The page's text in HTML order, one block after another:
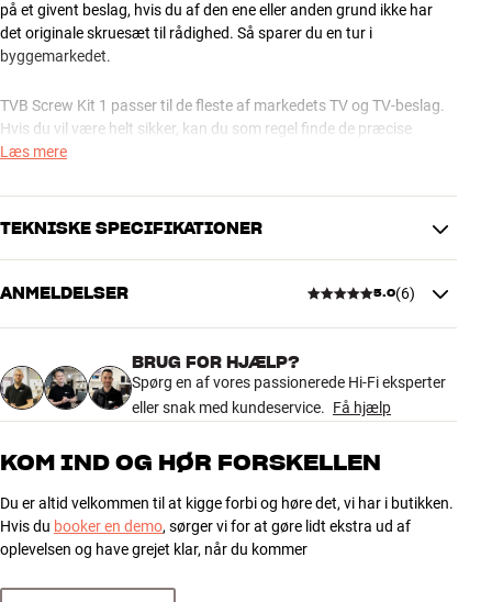
på et givent beslag, hvis du af den ene eller anden grund ikke har
det originale skruesæt til rådighed. Så sparer du en tur i
byggemarkedet.
TVB Screw Kit 1 passer til de fleste af markedets TV og TV-beslag.
Hvis du vil være helt sikker, kan du som regel finde de præcise
specifikationer i manualen eller på producentens hjemmeside. Du er
Essentials TVB Screw Kit 1 sælges i samlet sæt.
M6x12(x4), M6x20(x4), M6x35(x4), M8x12(x4), M8x20(x4),
Afstandsstykker: 5mm Spacer(x8), 15mm Spacer(x4)
Skiver: M4/M5(x4), M6/M8(x4)
Læs mere
TEKNISKE SPECIFIKATIONER
DIMENSIONER OG DESIGN
Farve
Sort
Vægt (kg)
0,32
Vægt emballage (kg)
0,36
Mål (emballage)
4,1 x 9,5 x 15,5 cm (bredde x
Kit med skruer, skiver og afstandsstykker i forskellige størrelser
Til fastskruning af TV på TV-beslag
M6x12(x4), M6x20(x4), M6x35(x4), M8x12(x4), M8x20(x4),
ANMELDELSER 5.0(6)
5.0
5 6
4
BRUG FOR HJÆLP?
Spørg en af vores passionerede Hi-Fi eksperter
eller snak med kundeservice. Få hjælp
KOM IND OG HØR FORSKELLEN
Du er altid velkommen til at kigge forbi og høre det, vi har i butikken.
Hvis du booker en demo, sørger vi for at gøre lidt ekstra ud af
oplevelsen og have grejet klar, når du kommer